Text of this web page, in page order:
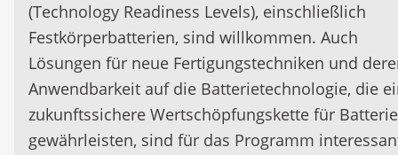
(Technology Readiness Levels), einschließlich
Festkörperbatterien, sind willkommen. Auch
Lösungen für neue Fertigungstechniken und
Anwendbarkeit auf die Batterietechnologie, die
zukunftssichere Wertschöpfungskette für
gewährleisten, sind für das Programm